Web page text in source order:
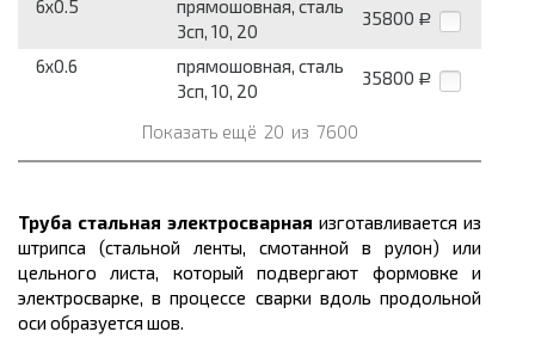
6x0.5
прямошовная, сталь
3сп, 10, 20
35800 Р
6x0.6
прямошовная, сталь
3сп, 10, 20
35800 Р
Показать ещё 20 из 7600
Труба стальная электросварная изготавливается из
штрипса (стальной ленты, смотанной в рулон) или
цельного листа, который подвергают формовке и
электросварке, в процессе сварки вдоль продольной
оси образуется шов.